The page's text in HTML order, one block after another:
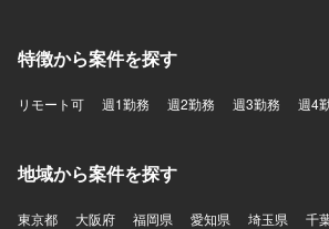
特徴から案件を探す
リモート可 週1勤務 週2勤務 週3勤務 週4
地域から案件を探す
東京都 大阪府 福岡県 愛知県 埼玉県 千